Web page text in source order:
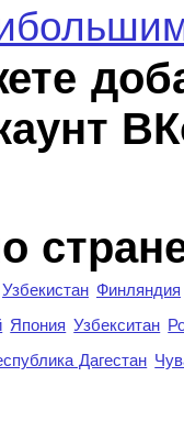
Узбекистан Финляндия
Япония Узбекситан
Дагестан